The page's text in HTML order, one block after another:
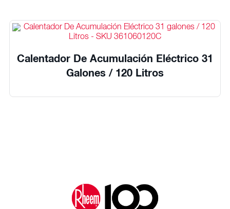
Calentador De Acumulación Eléctrico 31
Galones / 120 Litros